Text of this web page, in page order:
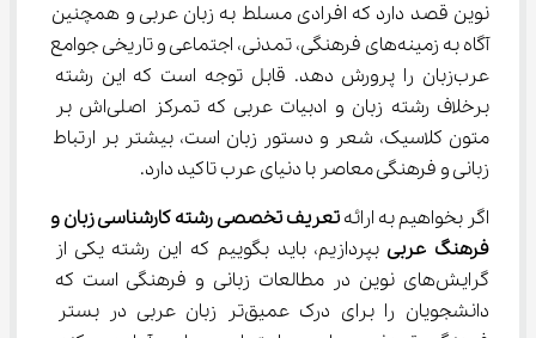
نوین قصد دارد که افرادی مسلط به زبان عربی و همچنین
آگاه به زمینه‌های فرهنگی، تمدنی، اجتماعی و تاریخی جوامع
عرب‌زبان را پرورش دهد. قابل توجه است که این رشته
برخلاف رشته زبان و ادبیات عربی که تمرکز اصلی‌اش بر
متون کلاسیک، شعر و دستور زبان است، بیشتر بر ارتباط
زبانی و فرهنگی معاصر با دنیای عرب تاکید دارد.
اگر بخواهیم به ارائه تعریف تخصصی رشته کارشناسی زبان و
فرهنگ عربی بپردازیم، باید بگوییم که این رشته یکی از
گرایش‌های نوین در مطالعات زبانی و فرهنگی است که
دانشجویان را برای درک عمیق‌تر زبان عربی در بستر